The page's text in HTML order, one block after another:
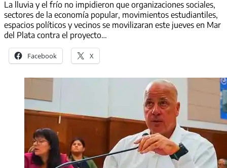
La lluvia y el frío no impidieron que organizaciones sociales,
sectores de la economía popular, movimientos estudiantiles,
espacios políticos y vecinos se movilizaran este jueves en Mar
del Plata contra el proyecto…
Facebook X